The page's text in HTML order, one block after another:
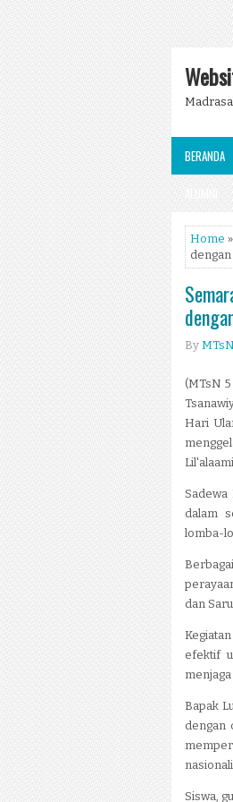
BERANDA
ALUMNI
Home »
By
(MTsN
Hari
Sadewa
dalam
lomba-
dan
efektif
Bapak
dengan
Siswa,